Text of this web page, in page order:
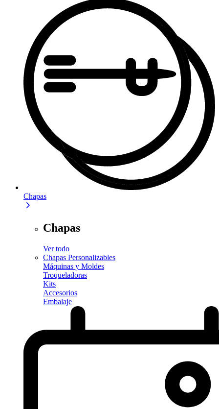
Chapas
Chapas
Ver todo
Chapas Personalizables
Máquinas y Moldes
Troqueladoras
Kits
Accesorios
Embalaje